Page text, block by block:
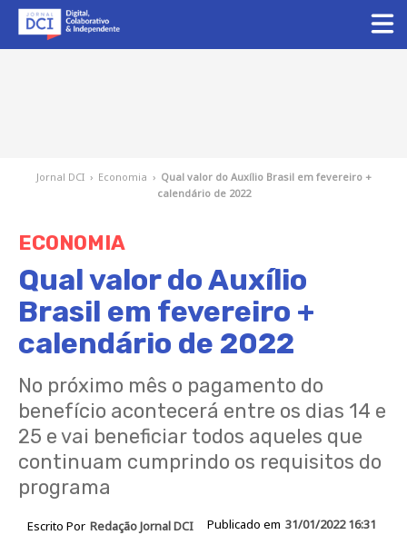
Jornal DCI › Economia › Qual valor do Auxílio Brasil em fevereiro +
calendário de 2022
ECONOMIA
Qual valor do Auxílio
Brasil em fevereiro +
calendário de 2022
No próximo mês o pagamento do
benefício acontecerá entre os dias 14 e
25 e vai beneficiar todos aqueles que
continuam cumprindo os requisitos do
programa
Escrito Por Redação Jornal DCI Publicado em 31/01/2022 16:31